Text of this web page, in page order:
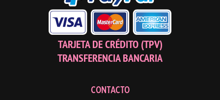
TARJETA DE CRÉDITO (TPV)
TRANSFERENCIA BANCARIA
CONTACTO